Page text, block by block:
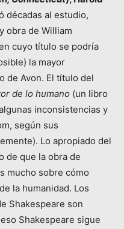
décadas al estudio,
obra de William
cuyo título se podría
la mayor
de Avon. El título del
de lo humano (un libro
inconsistencias y
según sus
Lo apropiado del
de que la obra de
mucho sobre cómo
la humanidad. Los
Shakespeare son
Shakespeare sigue